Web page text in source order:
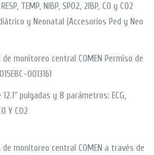
TEMP, NIBP, SPO2, 2IBP, CO y CO2
y Neonatal (Accesorios Ped y Neo
monitoreo central COMEN Permiso de
0013161
pulgadas y 8 parámetros: ECG,
Y CO2
monitoreo central COMEN a través de